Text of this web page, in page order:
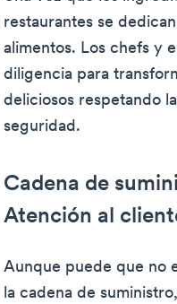
restaurantes se
alimentos. Los chefs y
diligencia para
deliciosos respetando
seguridad.
Cadena de
Atención al
Aunque puede que no
la cadena de